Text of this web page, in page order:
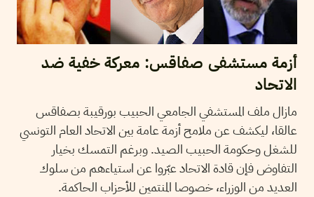
أزمة مستشفى صفاقس: معركة خفية ضد
الاتحاد
مازال ملف المستشفي الجامعي الحبيب بورقيبة بصفاقس
عالقا، ليكشف عن ملامح أزمة عامة بين الاتحاد العام التونسي
للشغل وحكومة الحبيب الصيد. وبرغم التمسك بخيار
التفاوض فإن قادة الاتحاد عبّروا عن استياءهم من سلوك
العديد من الوزراء، خصوصا المنتمين للأحزاب الحاكمة.